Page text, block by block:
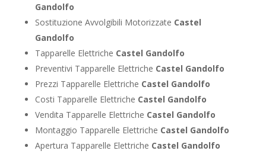
Gandolfo
Sostituzione Avvolgibili Motorizzate Castel
Gandolfo
Tapparelle Elettriche Castel Gandolfo
Preventivi Tapparelle Elettriche Castel Gandolfo
Prezzi Tapparelle Elettriche Castel Gandolfo
Costi Tapparelle Elettriche Castel Gandolfo
Vendita Tapparelle Elettriche Castel Gandolfo
Montaggio Tapparelle Elettriche Castel Gandolfo
Apertura Tapparelle Elettriche Castel Gandolfo